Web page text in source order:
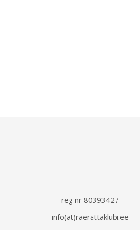
reg nr 80393427
info(at)raerattaklubi.ee